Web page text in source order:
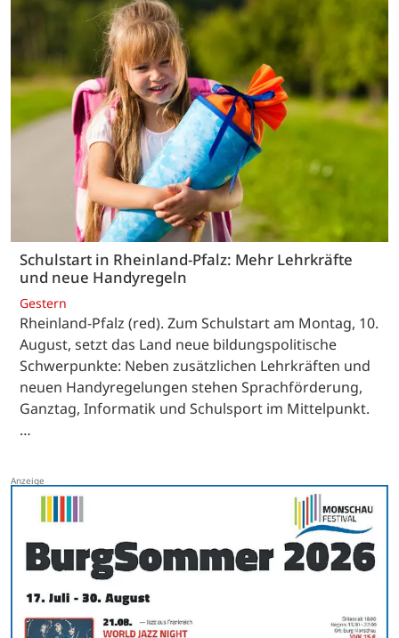
Schulstart in Rheinland-Pfalz: Mehr Lehrkräfte
und neue Handyregeln
Gestern
Rheinland-Pfalz (red). Zum Schulstart am Montag, 10.
August, setzt das Land neue bildungspolitische
Schwerpunkte: Neben zusätzlichen Lehrkräften und
neuen Handyregelungen stehen Sprachförderung,
Ganztag, Informatik und Schulsport im Mittelpunkt.
…